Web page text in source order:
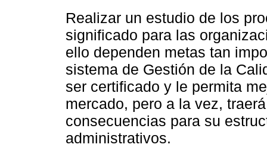
Realizar un estudio de los
significado para las
ello dependen metas tan
sistema de Gestión de la
ser certificado y le permita
mercado, pero a la vez,
consecuencias para su
administrativos.